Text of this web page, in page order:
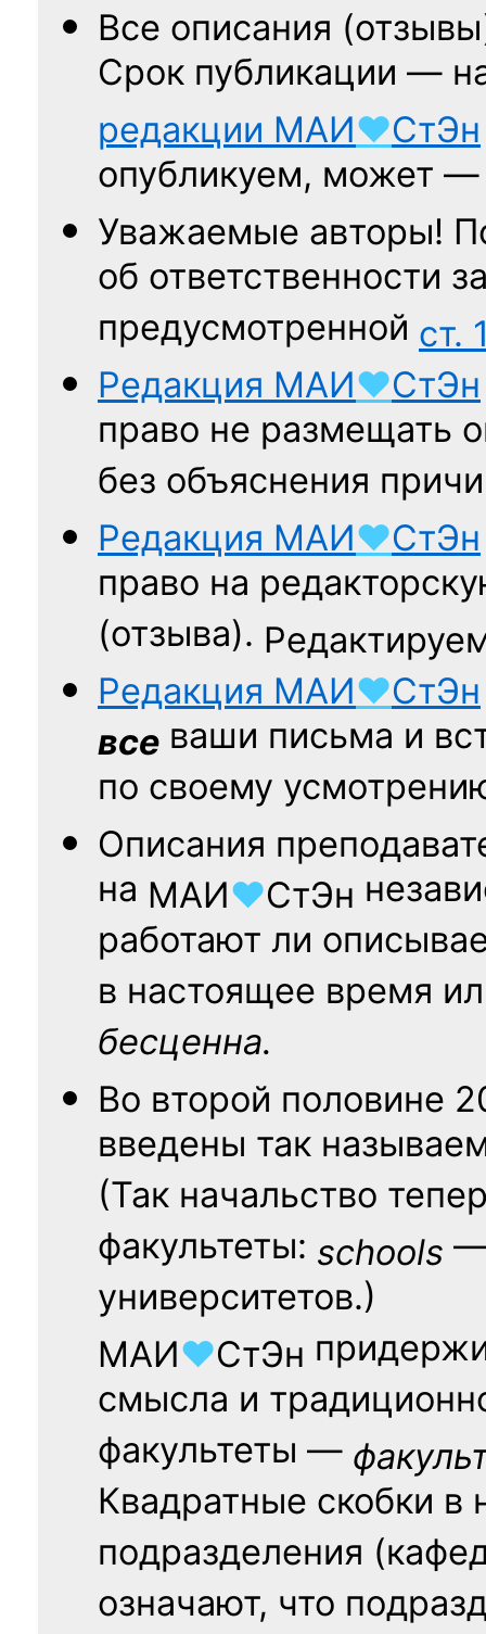
Все описания
Срок публикации —
редакции МАИ♥СтЭн
опубликуем, может
Уважаемые авторы!
об ответственности
предусмотренной ст.
Редакция МАИ♥СтЭн
право не размещать
без объяснения
Редакция МАИ♥СтЭн
право на
(отзыва).
Редакция МАИ♥СтЭн
все ваши письма и
по своему
Описания
на МАИ♥СтЭн
работают ли
в настоящее время
бесценна.
Во второй половине
введены так
(Так начальство
факультеты: schools —
университетов.)
МАИ♥СтЭн
смысла и
факультеты —
Квадратные скобки в
подразделения
означают, что